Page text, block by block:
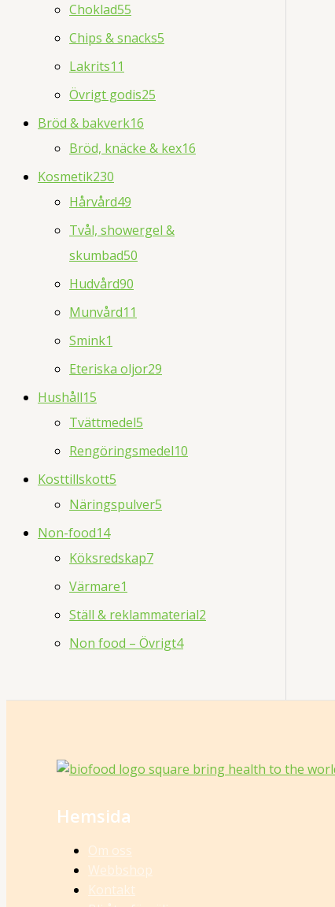
Choklad55
Chips & snacks5
Lakrits11
Övrigt godis25
Bröd & bakverk16
Bröd, knäcke & kex16
Kosmetik230
Hårvård49
Tvål, showergel &
skumbad50
Hudvård90
Munvård11
Smink1
Eteriska oljor29
Hushåll15
Tvättmedel5
Rengöringsmedel10
Kosttillskott5
Näringspulver5
Non-food14
Köksredskap7
Värmare1
Ställ & reklammaterial2
Non food – Övrigt4
Hemsida
Om oss
Webbshop
Kontakt